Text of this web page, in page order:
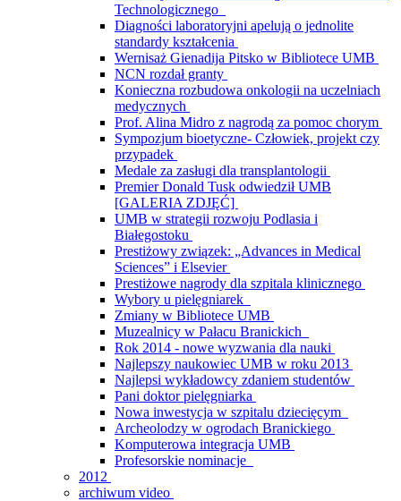
Technologicznego
Diagności laboratoryjni apelują o jednolite
standardy kształcenia
Wernisaż Gienadija Pitsko w Bibliotece UMB
NCN rozdał granty
Konieczna rozbudowa onkologii na uczelniach
medycznych
Prof. Alina Midro z nagrodą za pomoc chorym
Sympozjum bioetyczne- Człowiek, projekt czy
przypadek
Medale za zasługi dla transplantologii
Premier Donald Tusk odwiedził UMB
[GALERIA ZDJĘĆ]
UMB w strategii rozwoju Podlasia i
Białegostoku
Prestiżowy związek: „Advances in Medical
Sciences” i Elsevier
Prestiżowe nagrody dla szpitala klinicznego
Wybory u pielęgniarek
Zmiany w Bibliotece UMB
Muzealnicy w Pałacu Branickich
Rok 2014 - nowe wyzwania dla nauki
Najlepszy naukowiec UMB w roku 2013
Najlepsi wykładowcy zdaniem studentów
Pani doktor pielęgniarka
Nowa inwestycja w szpitalu dziecięcym
Archeolodzy w ogrodach Branickiego
Komputerowa integracja UMB
Profesorskie nominacje
2012
archiwum video